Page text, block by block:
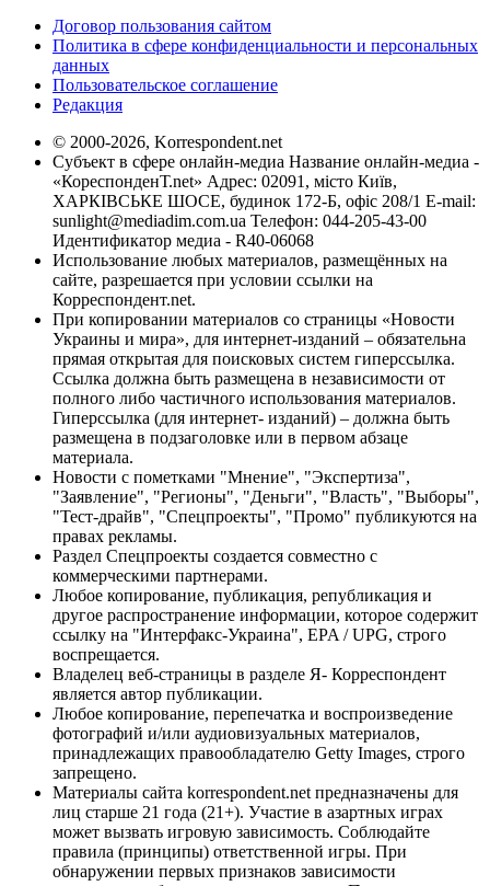
Договор пользования сайтом
Политика в сфере конфиденциальности и персональных
данных
Пользовательское соглашение
Редакция
© 2000-2026, Korrespondent.net
Субъект в сфере онлайн-медиа Название онлайн-медиа -
«КореспонденТ.net» Адрес: 02091, місто Київ,
ХАРКІВСЬКЕ ШОСЕ, будинок 172-Б, офіс 208/1 E-mail:
sunlight@mediadim.com.ua Телефон: 044-205-43-00
Идентификатор медиа - R40-06068
Использование любых материалов, размещённых на
сайте, разрешается при условии ссылки на
Корреспондент.net.
При копировании материалов со страницы «Новости
Украины и мира», для интернет-изданий – обязательна
прямая открытая для поисковых систем гиперссылка.
Ссылка должна быть размещена в независимости от
полного либо частичного использования материалов.
Гиперссылка (для интернет- изданий) – должна быть
размещена в подзаголовке или в первом абзаце
материала.
Новости с пометками "Мнение", "Экспертиза",
"Заявление", "Регионы", "Деньги", "Власть", "Выборы",
"Тест-драйв", "Спецпроекты", "Промо" публикуются на
правах рекламы.
Раздел Спецпроекты создается совместно с
коммерческими партнерами.
Любое копирование, публикация, републикация и
другое распространение информации, которое содержит
ссылку на "Интерфакс-Украина", EPA / UPG, строго
воспрещается.
Владелец веб-страницы в разделе Я- Корреспондент
является автор публикации.
Любое копирование, перепечатка и воспроизведение
фотографий и/или аудиовизуальных материалов,
принадлежащих правообладателю Getty Images, строго
запрещено.
Материалы сайта korrespondent.net предназначены для
лиц старше 21 года (21+). Участие в азартных играх
может вызвать игровую зависимость. Соблюдайте
правила (принципы) ответственной игры. При
обнаружении первых признаков зависимости